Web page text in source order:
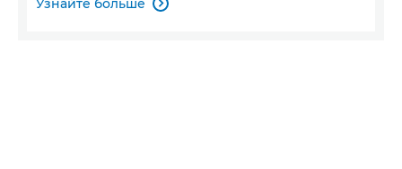
Узнайте больше 